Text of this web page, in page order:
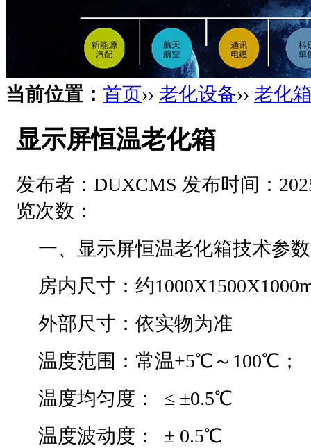
当前位置： 首页›› 老化设备›› 老化
显示屏恒温老化箱
发布者：DUXCMS 发布时间：
览次数：
一、显示屏恒温老化箱技术参数
房内尺寸：约
外部尺寸：依实物为准
温度范围：常温+5℃～100℃；
温度均匀度： ≤ ±0.5℃
温度波动度： ± 0.5℃